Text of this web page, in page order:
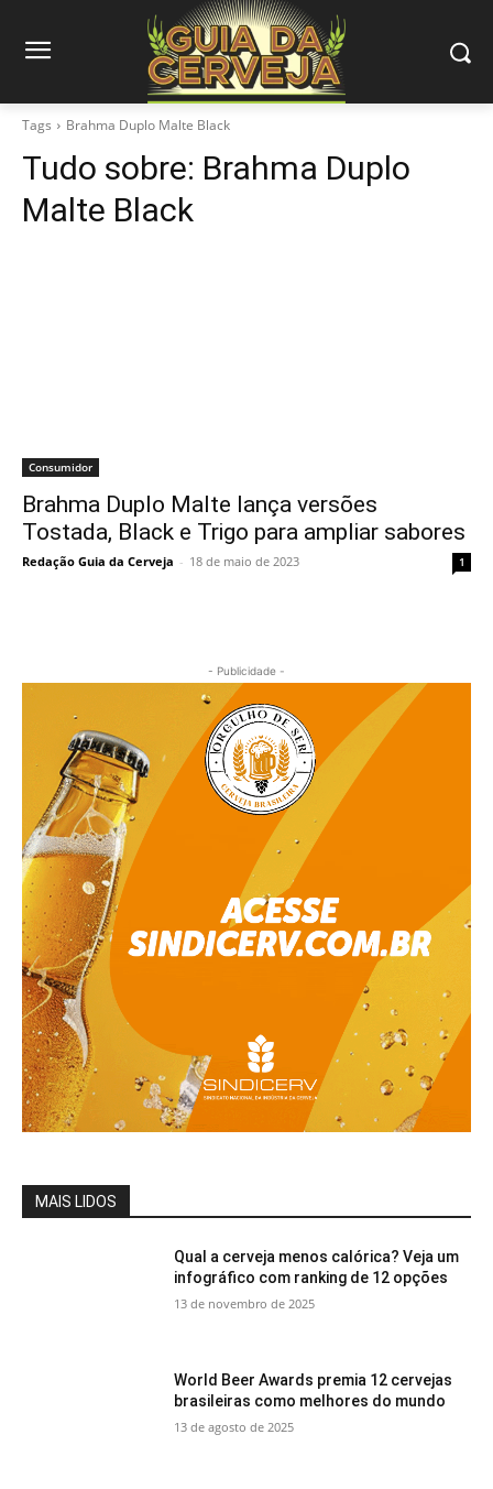
Tags Brahma Duplo Malte Black
Tudo sobre: Brahma Duplo
Malte Black
Consumidor
Brahma Duplo Malte lança versões
Tostada, Black e Trigo para ampliar sabores
Redação Guia da Cerveja - 18 de maio de 2023 1
- Publicidade -
MAIS LIDOS
Qual a cerveja menos calórica? Veja um
infográfico com ranking de 12 opções
13 de novembro de 2025
World Beer Awards premia 12 cervejas
brasileiras como melhores do mundo
13 de agosto de 2025